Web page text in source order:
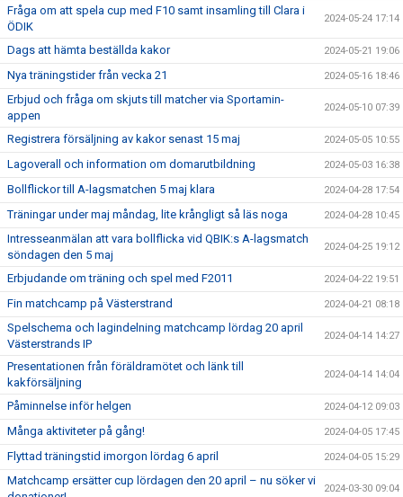
Fråga om att spela cup med F10 samt insamling till Clara i
ÖDIK
2024-05-24 17:14
Dags att hämta beställda kakor 2024-05-21 19:06
Nya träningstider från vecka 21 2024-05-16 18:46
Erbjud och fråga om skjuts till matcher via Sportamin-
appen
2024-05-10 07:39
Registrera försäljning av kakor senast 15 maj 2024-05-05 10:55
Lagoverall och information om domarutbildning 2024-05-03 16:38
Bollflickor till A-lagsmatchen 5 maj klara 2024-04-28 17:54
Träningar under maj måndag, lite krångligt så läs noga 2024-04-28 10:45
Intresseanmälan att vara bollflicka vid QBIK:s A-lagsmatch
söndagen den 5 maj
2024-04-25 19:12
Erbjudande om träning och spel med F2011 2024-04-22 19:51
Fin matchcamp på Västerstrand 2024-04-21 08:18
Spelschema och lagindelning matchcamp lördag 20 april
Västerstrands IP
2024-04-14 14:27
Presentationen från föräldramötet och länk till
kakförsäljning
2024-04-14 14:04
Påminnelse inför helgen 2024-04-12 09:03
Många aktiviteter på gång! 2024-04-05 17:45
Flyttad träningstid imorgon lördag 6 april 2024-04-05 15:29
Matchcamp ersätter cup lördagen den 20 april – nu söker vi
2024-03-30 09:04